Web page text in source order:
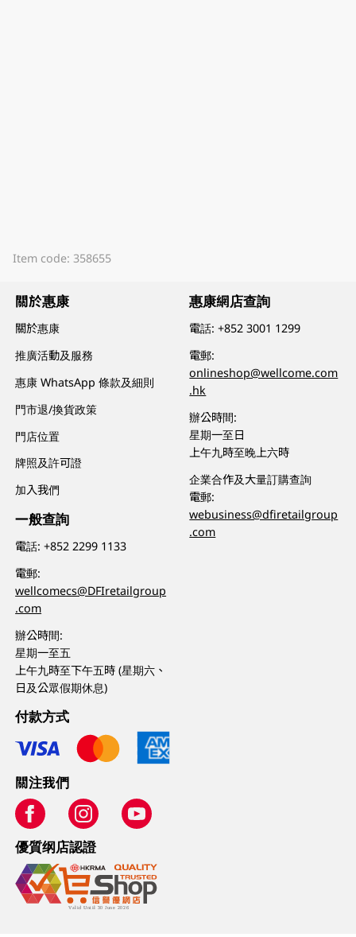
Item code: 358655
關於惠康
關於惠康
推廣活動及服務
惠康 WhatsApp 條款及細則
門市退/換貨政策
門店位置
牌照及許可證
加入我們
一般查詢
電話:+852 2299 1133
電郵:
wellcomecs@DFIretailgroup
.com
辦公時間:
星期一至五
上午九時至下午五時 (星期六、
日及公眾假期休息)
惠康網店查詢
電話:+852 3001 1299
電郵:
onlineshop@wellcome.com
.hk
辦公時間:
星期一至日
上午九時至晚上六時
企業合作及大量訂購查詢
電郵:
webusiness@dfiretailgroup
.com
付款方式
關注我們
優質纲店認證